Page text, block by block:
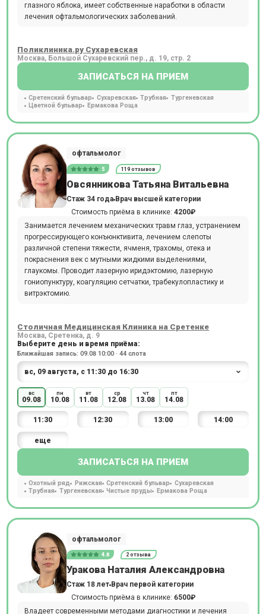
глазного яблока, имеет собственные наработки в области
лечения офтальмологических заболеваний.
Поликлиника.ру Сухаревская
Москва, Большой Сухаревский пер., д. 19, стр. 2
ЗАПИСАТЬСЯ НА ПРИЕМ
Сретенский бульвар Сухаревская Трубная
Тургеневская
Цветной бульвар
Ермакова Роща
офтальмолог
5 119 отзывов
Овсянникова Татьяна Витальевна
Стаж 34 года Врач высшей категории
Стоимость приёма в клинике: 4200₽
Занимается лечением механических травм глаз, устранением
прогрессирующего конъюнктивита, лечением слепоты
различной степени тяжести, ячменя, трахомы, отека и
покраснения век с мутными жидкими выделениями,
глаукомы. Проводит лазерную иридэктомию, лазерную
гониопунктуру, коагуляцию сетчатки, трабекулопластику и
витрэктомию.
Столичная Медицинская Клиника на Сретенке
Москва, Сретенка, д. 9
Выберите день и время приёма:
Ближайшая запись: 09.08 10:00 · 44 слота
вс
09.08
пн
10.08
вт
11.08
ср
12.08
чт
13.08
пт
14.08
11:30 12:30 13:00 14:00
еще
ЗАПИСАТЬСЯ НА ПРИЕМ
Охотный ряд Рижская Сретенский бульвар
Сухаревская
Трубная
Тургеневская Чистые пруды Ермакова Роща
офтальмолог
4.8 2 отзыва
Уракова Наталия Александровна
Стаж 18 лет Врач первой категории
Стоимость приёма в клинике: 6500₽
Владеет современными методами диагностики и лечения